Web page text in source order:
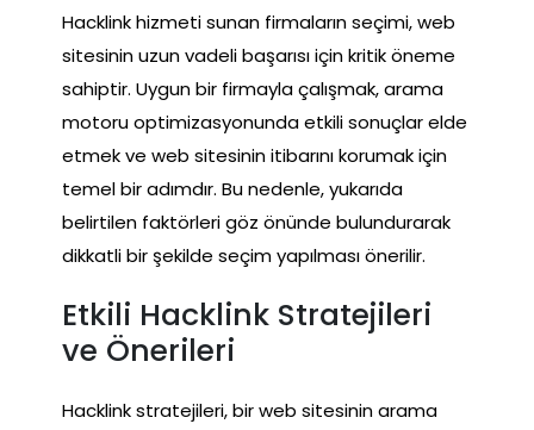
Hacklink hizmeti sunan firmaların seçimi, web
sitesinin uzun vadeli başarısı için kritik öneme
sahiptir. Uygun bir firmayla çalışmak, arama
motoru optimizasyonunda etkili sonuçlar elde
etmek ve web sitesinin itibarını korumak için
temel bir adımdır. Bu nedenle, yukarıda
belirtilen faktörleri göz önünde bulundurarak
dikkatli bir şekilde seçim yapılması önerilir.
Etkili Hacklink Stratejileri
ve Önerileri
Hacklink stratejileri, bir web sitesinin arama